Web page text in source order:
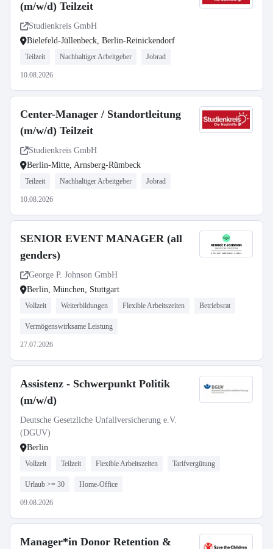
(m/w/d) Teilzeit
Studienkreis GmbH
Bielefeld-Jüllenbeck, Berlin-Reinickendorf
Teilzeit Nachhaltiger Arbeitgeber Jobrad
10.08.2026
Center-Manager / Standortleitung
(m/w/d) Teilzeit
Studienkreis GmbH
Berlin-Mitte, Arnsberg-Rümbeck
Teilzeit Nachhaltiger Arbeitgeber Jobrad
10.08.2026
SENIOR EVENT MANAGER (all
genders)
George P. Johnson GmbH
Berlin, München, Stuttgart
Vollzeit Weiterbildungen Flexible Arbeitszeiten Betriebsrat
Vermögenswirksame Leistung
27.07.2026
Assistenz - Schwerpunkt Politik
(m/w/d)
Deutsche Gesetzliche Unfallversicherung e.V.
(DGUV)
Berlin
Vollzeit Teilzeit Flexible Arbeitszeiten Tarifvergütung
Urlaub >= 30 Home-Office
09.08.2026
Manager*in Donor Retention &